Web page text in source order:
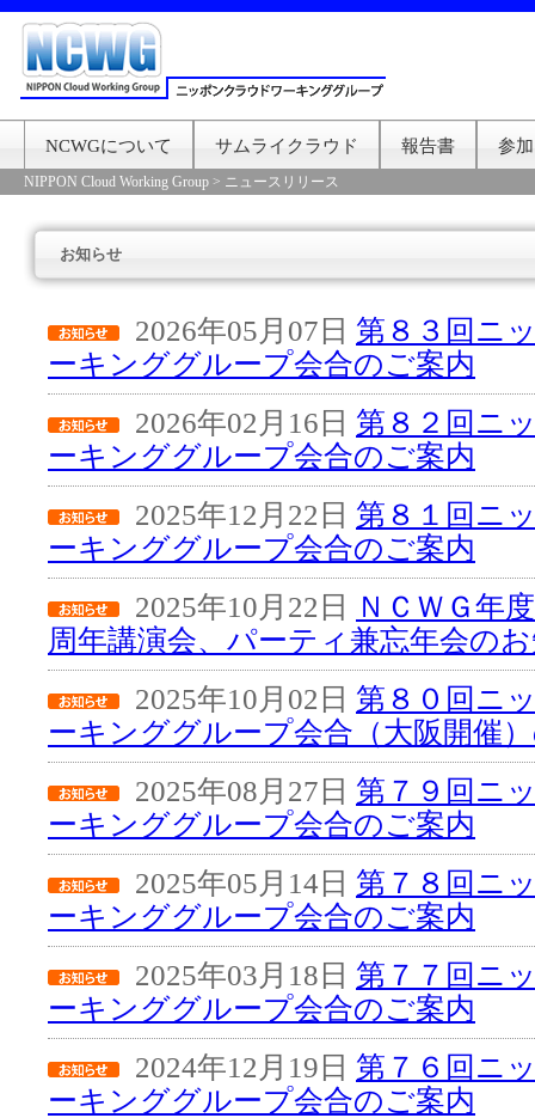
NCWGについて サムライクラウド 報告書 参
NIPPON Cloud Working Group > ニュースリリース
お知らせ
2026年05月07日 第８３回ニ
ーキンググループ会合のご案内
2026年02月16日 第８２回ニ
ーキンググループ会合のご案内
2025年12月22日 第８１回ニ
ーキンググループ会合のご案内
2025年10月22日
ＮＣＷＧ年
周年講演会、パーティ兼忘年会の
2025年10月02日 第８０回ニ
ーキンググループ会合（大阪開催
2025年08月27日 第７９回ニ
ーキンググループ会合のご案内
2025年05月14日 第７８回ニ
ーキンググループ会合のご案内
2025年03月18日 第７７回ニ
ーキンググループ会合のご案内
2024年12月19日 第７６回ニ
ーキンググループ会合のご案内